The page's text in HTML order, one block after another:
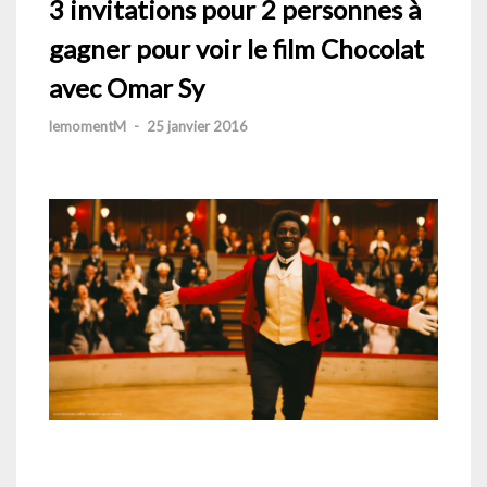
3 invitations pour 2 personnes à
gagner pour voir le film Chocolat
avec Omar Sy
lemomentM - 25 janvier 2016